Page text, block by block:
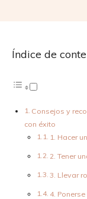
Índice de
Consejos y
con éxito
1. Hacer
2. Tener
3. Llevar
4.